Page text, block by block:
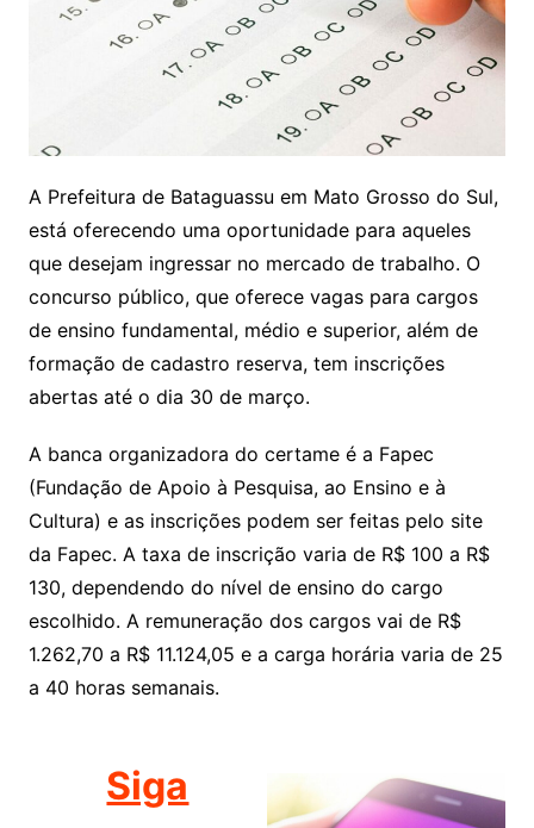
A Prefeitura de Bataguassu em Mato Grosso do Sul,
está oferecendo uma oportunidade para aqueles
que desejam ingressar no mercado de trabalho. O
concurso público, que oferece vagas para cargos
de ensino fundamental, médio e superior, além de
formação de cadastro reserva, tem inscrições
abertas até o dia 30 de março.
A banca organizadora do certame é a Fapec
(Fundação de Apoio à Pesquisa, ao Ensino e à
Cultura) e as inscrições podem ser feitas pelo site
da Fapec. A taxa de inscrição varia de R$ 100 a R$
130, dependendo do nível de ensino do cargo
escolhido. A remuneração dos cargos vai de R$
1.262,70 a R$ 11.124,05 e a carga horária varia de 25
a 40 horas semanais.
Siga